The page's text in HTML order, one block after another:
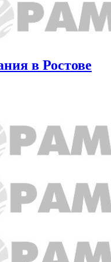
в Ростове